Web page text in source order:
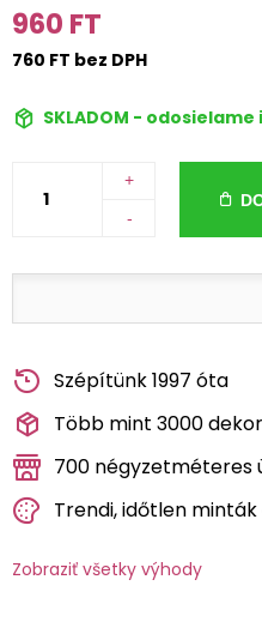
960 FT
760 FT bez DPH
SKLADOM -
+
-
Szépítünk 1997 óta
Több mint 3000
700
Trendi, időtlen minták
Zobraziť všetky výhody